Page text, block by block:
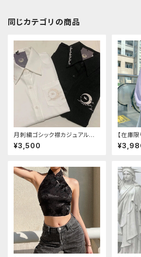
同じカテゴリの商品
月刺繍ゴシック襟カジュアルブラ
ウス(長袖)
¥3,500
【在庫
ルべリ、
ぶどう